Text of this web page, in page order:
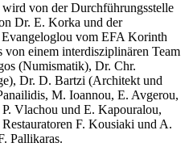
von der Durchführungsstelle
Dr. E. Korka und der
vom EFA Korinth
einem interdisziplinären Team
(Numismatik), Dr. Chr.
Dr. D. Bartzi (Architekt und
M. Ioannou, E. Avgerou,
Vlachou und E. Kapouralou,
F. Kousiaki und A.
Pallikaras.